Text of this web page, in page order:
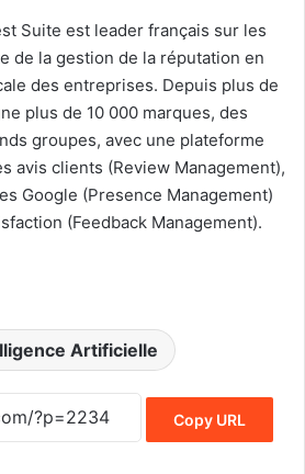
Suite est leader français sur les
de la gestion de la réputation en
des entreprises. Depuis plus de
plus de 10 000 marques, des
groupes, avec une plateforme
avis clients (Review Management),
Google (Presence Management)
(Feedback Management).
Artificielle
Copy URL